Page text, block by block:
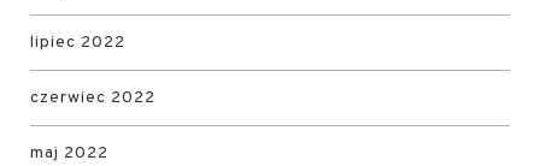
lipiec 2022
czerwiec 2022
maj 2022